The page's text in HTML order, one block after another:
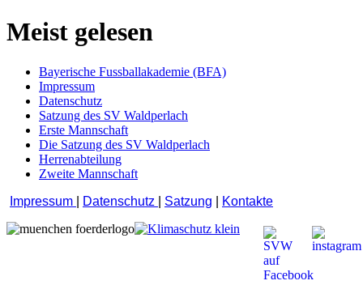
Meist gelesen
Bayerische Fussballakademie (BFA)
Impressum
Datenschutz
Satzung des SV Waldperlach
Erste Mannschaft
Die Satzung des SV Waldperlach
Herrenabteilung
Zweite Mannschaft
Impressum
Datenschutz Satzung Kontakte